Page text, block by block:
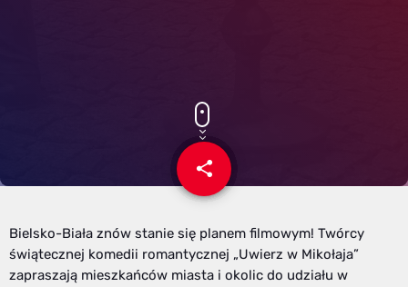
share
email
Bielsko-Biała znów stanie się planem filmowym! Twórcy
świątecznej komedii romantycznej „Uwierz w Mikołaja”
zapraszają mieszkańców miasta i okolic do udziału w